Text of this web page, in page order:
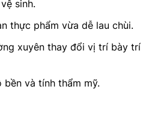
sinh.
thực phẩm vừa dễ lau chùi.
xuyên thay đổi vị trí bày trí
và tính thẩm mỹ.